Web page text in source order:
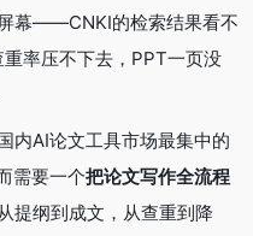
幕——CNKI的检索结果看不
率压不下去，PPT一页没
内AI论文工具市场最集中的
需要一个把论文写作全流程
提纲到成文，从查重到降